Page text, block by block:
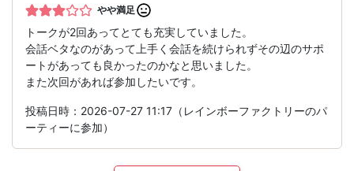
やや満足
トークが2回あってとても充実していました。
会話ベタなのがあって上手く会話を続けられずその辺のサポ
ートがあっても良かったのかなと思いました。
また次回があれば参加したいです。
投稿日時：2026-07-27 11:17（レインボーファクトリーのパ
ーティーに参加）